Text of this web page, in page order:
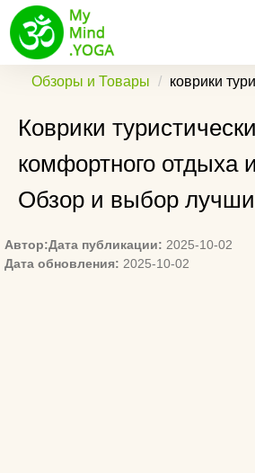
Обзоры и Товары коврики
Коврики
комфортного отдыха
Обзор и выбор
Автор:Дата публикации: 2025-10-02
Дата обновления: 2025-10-02